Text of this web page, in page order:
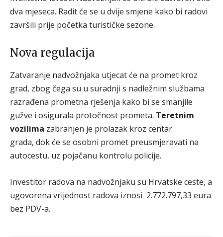
dva mjeseca. Radit će se u dvije smjene kako bi radovi
završili prije početka turističke sezone.
Nova regulacija
Zatvaranje nadvožnjaka utjecat će na promet kroz
grad, zbog čega su u suradnji s nadležnim službama
razrađena prometna rješenja kako bi se smanjile
gužve i osigurala protočnost prometa. Teretnim
vozilima zabranjen je prolazak kroz centar
grada, dok će se osobni promet preusmjeravati na
autocestu, uz pojačanu kontrolu policije.
Investitor radova na nadvožnjaku su Hrvatske ceste, a
ugovorena vrijednost radova iznosi 2.772.797,33 eura
bez PDV-a.